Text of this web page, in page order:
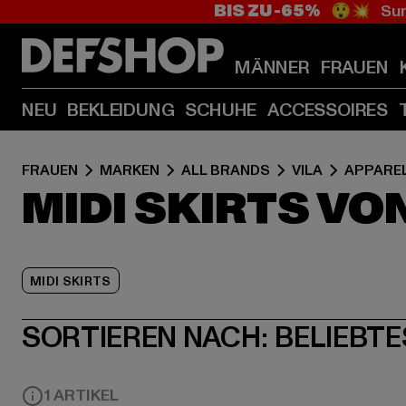
BIS ZU -65% 😲💥
MÄNNER FRAUEN
NEU BEKLEIDUNG SCHUHE ACCESSOIRES
FRAUEN MARKEN ALL BRANDS VILA
MIDI SKIRTS
MIDI SKIRTS
SORTIEREN NACH:
1 ARTIKEL